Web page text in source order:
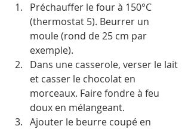
Préchauffer le four à 150°C
(thermostat 5). Beurrer un
moule (rond de 25 cm par
exemple).
Dans une casserole, verser le lait
et casser le chocolat en
morceaux. Faire fondre à feu
doux en mélangeant.
Ajouter le beurre coupé en